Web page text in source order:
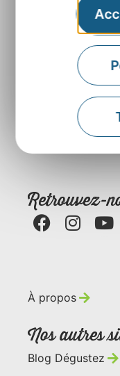
Agence
Rue Louis
Retrouvez-
À propos
Nos autres
Blog Dégustez